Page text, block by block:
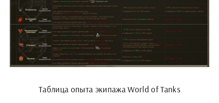
Таблица опыта экипажа World of Tanks